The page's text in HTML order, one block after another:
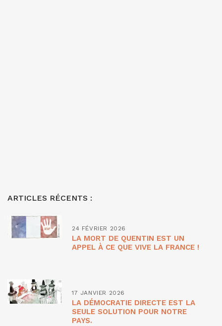
ARTICLES RÉCENTS :
24 FÉVRIER 2026
LA MORT DE QUENTIN EST UN
APPEL À CE QUE VIVE LA FRANCE !
17 JANVIER 2026
LA DÉMOCRATIE DIRECTE EST LA
SEULE SOLUTION POUR NOTRE
PAYS.